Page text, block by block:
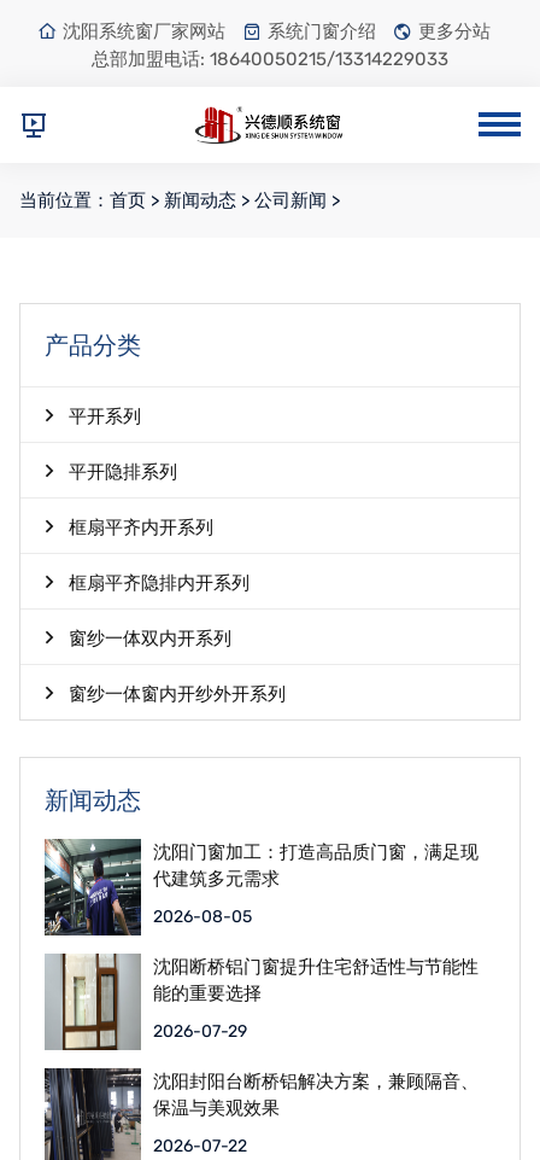
沈阳系统窗厂家网站 系统门窗介绍
更多分站
总部加盟电话: 18640050215/13314229033
当前位置： 首页 > 新闻动态 > 公司新闻 >
产品分类
平开系列
平开隐排系列
框扇平齐内开系列
框扇平齐隐排内开系列
窗纱一体双内开系列
窗纱一体窗内开纱外开系列
新闻动态
沈阳门窗加工：打造高品质门窗，满足现
代建筑多元需求
2026-08-05
沈阳断桥铝门窗提升住宅舒适性与节能性
能的重要选择
2026-07-29
沈阳封阳台断桥铝解决方案，兼顾隔音、
保温与美观效果
2026-07-22